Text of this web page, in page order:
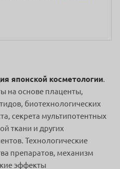
японской косметологии.
на основе плаценты,
биотехнологических
секрета мультипотентных
ткани и других
Технологические
препаратов, механизм
эффекты